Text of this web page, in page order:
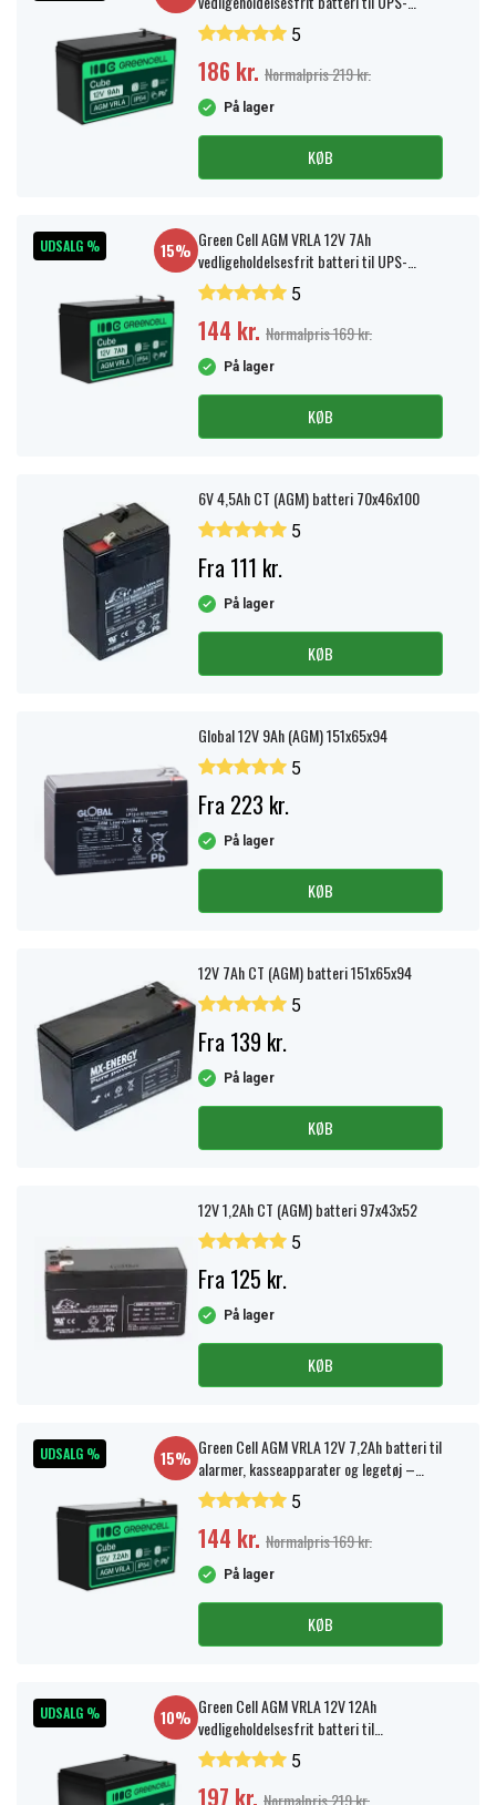
enheder
5
186 kr. Normalpris 219 kr.
På lager
KØB
UDSALG % 15% Green Cell AGM VRLA 12V 7Ah
vedligeholdelsesfrit batteri til UPS-
enheder
5
144 kr. Normalpris 169 kr.
På lager
KØB
6V 4,5Ah CT (AGM) batteri 70x46x100
5
Fra 111 kr.
På lager
KØB
Global 12V 9Ah (AGM) 151x65x94
5
Fra 223 kr.
På lager
KØB
12V 7Ah CT (AGM) batteri 151x65x94
5
Fra 139 kr.
På lager
KØB
12V 1,2Ah CT (AGM) batteri 97x43x52
5
Fra 125 kr.
På lager
KØB
UDSALG % 15% Green Cell AGM VRLA 12V 7,2Ah batteri til
alarmer, kasseapparater og legetøj –
Vedligeholdelsesfrit
5
144 kr. Normalpris 169 kr.
På lager
KØB
UDSALG % 10% Green Cell AGM VRLA 12V 12Ah
vedligeholdelsesfrit batteri til
alarmsystem, kasseapparat, legetøj
5
197 kr. Normalpris 219 kr.